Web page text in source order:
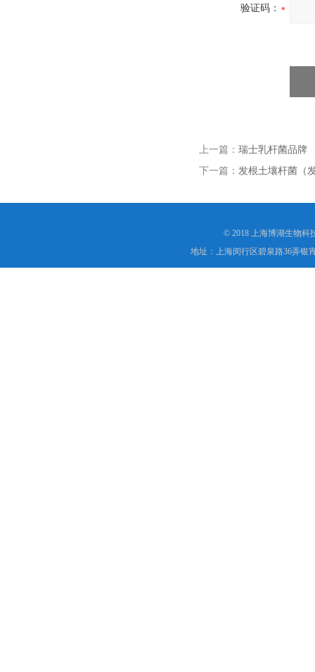
验证码：
上一篇： 瑞士乳杆菌品牌
下一篇： 发根土壤杆菌（
© 2018 上海博湖生物科
地址：上海闵行区碧泉路36弄银